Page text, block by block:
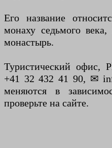
Его название
монаху седьмого
монастырь.
Туристический офис,
+41 32 432 41 90, ✉
меняются в
проверьте на сайте.